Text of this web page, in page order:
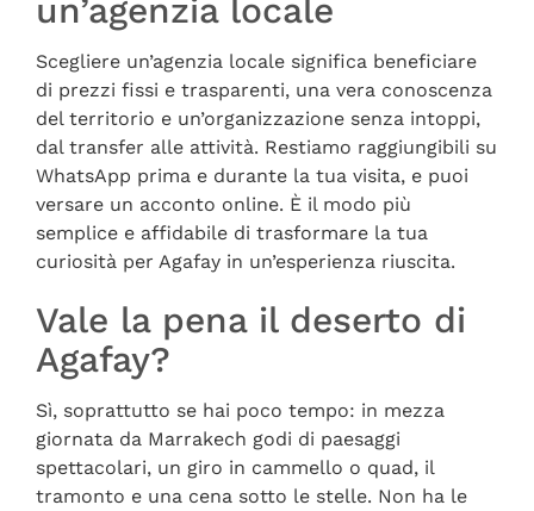
un’agenzia locale
Scegliere un’agenzia locale significa beneficiare
di prezzi fissi e trasparenti, una vera conoscenza
del territorio e un’organizzazione senza intoppi,
dal transfer alle attività. Restiamo raggiungibili su
WhatsApp prima e durante la tua visita, e puoi
versare un acconto online. È il modo più
semplice e affidabile di trasformare la tua
curiosità per Agafay in un’esperienza riuscita.
Vale la pena il deserto di
Agafay?
Sì, soprattutto se hai poco tempo: in mezza
giornata da Marrakech godi di paesaggi
spettacolari, un giro in cammello o quad, il
tramonto e una cena sotto le stelle. Non ha le